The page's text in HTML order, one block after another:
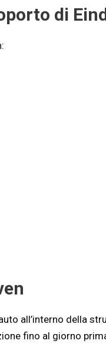
di
all’interno della
fino al giorno